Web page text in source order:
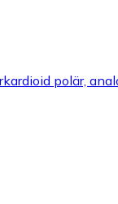
polär,